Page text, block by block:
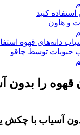
کنید
و هاون
دانه‌های قهوه
حبوبات توسط چاقو
قهوه را بدون
آسیاب با چکش